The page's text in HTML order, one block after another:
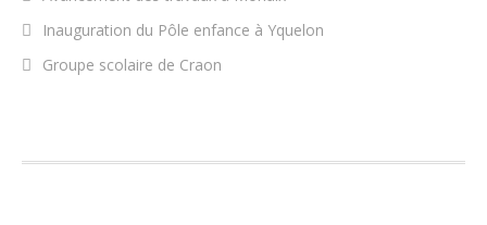
Inauguration du Pôle enfance à Yquelon
Groupe scolaire de Craon